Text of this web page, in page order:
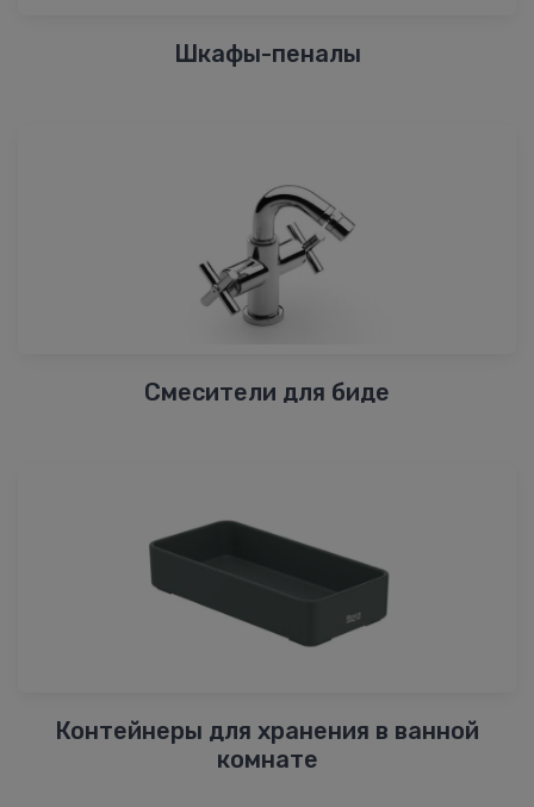
Шкафы-пеналы
Смесители для биде
Контейнеры для хранения в ванной
комнате